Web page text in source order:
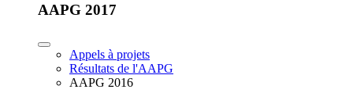
AAPG 2017
Appels à projets
Résultats de l'AAPG
AAPG 2016